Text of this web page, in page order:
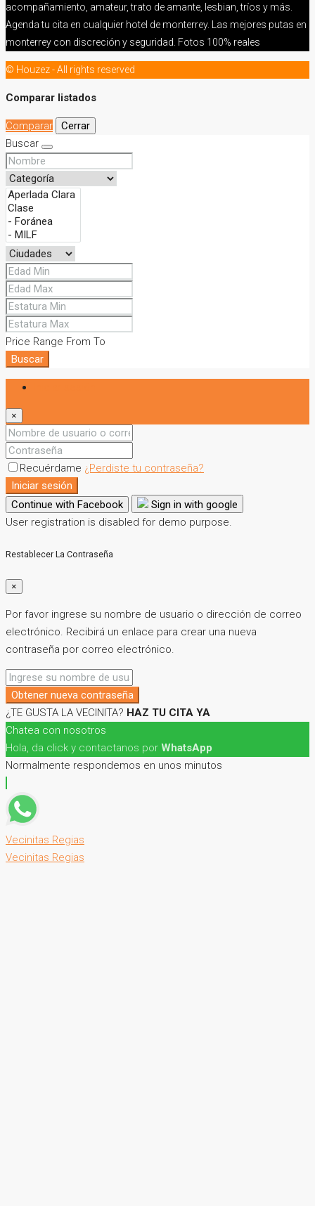
acompañamiento, amateur, trato de amante, lesbian, tríos y más.
Agenda tu cita en cualquier hotel de monterrey. Las mejores putas en
monterrey con discreción y seguridad. Fotos 100% reales
© Houzez - All rights reserved
Comparar listados
Comparar
Cerrar
Buscar
Price Range From To
Buscar
×
Recuérdame ¿Perdiste tu contraseña?
Iniciar sesión
Continue with Facebook
Sign in with google
User registration is disabled for demo purpose.
Restablecer La Contraseña
×
Por favor ingrese su nombre de usuario o dirección de correo
electrónico. Recibirá un enlace para crear una nueva
contraseña por correo electrónico.
Obtener nueva contraseña
¿TE GUSTA LA VECINITA? HAZ TU CITA YA
Chatea con nosotros
Hola, da click y contactanos por WhatsApp
Normalmente respondemos en unos minutos
Vecinitas Regias
Vecinitas Regias